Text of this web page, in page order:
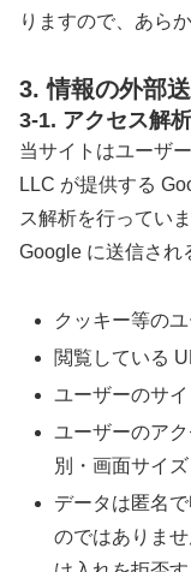
りますので、あら
3. 情報の外部
3-1. アクセス解
当サイトはユーザ
LLC が提供する
ス解析を行っていま
Google に送信され
クッキー等の
閲覧している
ユーザーのサ
ユーザーのア
別・画面サイ
データは匿名
のではありま